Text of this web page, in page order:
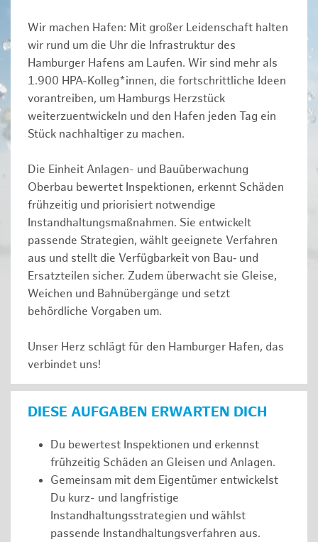
Wir machen Hafen: Mit großer Leidenschaft halten
wir rund um die Uhr die Infrastruktur des
Hamburger Hafens am Laufen. Wir sind mehr als
1.900 HPA-Kolleg*innen, die fortschrittliche Ideen
vorantreiben, um Hamburgs Herzstück
weiterzuentwickeln und den Hafen jeden Tag ein
Stück nachhaltiger zu machen.
Die Einheit Anlagen- und Bauüberwachung
Oberbau bewertet Inspektionen, erkennt Schäden
frühzeitig und priorisiert notwendige
Instandhaltungsmaßnahmen. Sie entwickelt
passende Strategien, wählt geeignete Verfahren
aus und stellt die Verfügbarkeit von Bau‑ und
Ersatzteilen sicher. Zudem überwacht sie Gleise,
Weichen und Bahnübergänge und setzt
behördliche Vorgaben um.
Unser Herz schlägt für den Hamburger Hafen, das
verbindet uns!
DIESE AUFGABEN ERWARTEN DICH
Du bewertest Inspektionen und erkennst
frühzeitig Schäden an Gleisen und Anlagen.
Gemeinsam mit dem Eigentümer entwickelst
Du kurz- und langfristige
Instandhaltungsstrategien und wählst
passende Instandhaltungsverfahren aus.